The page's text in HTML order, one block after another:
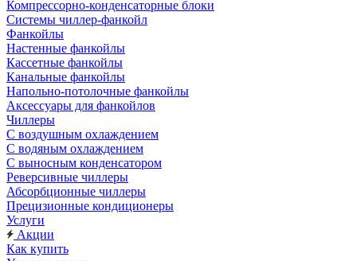
Компрессорно-конденсаторные блоки
Системы чиллер-фанкойл
Фанкойлы
Настенные фанкойлы
Кассетные фанкойлы
Канальные фанкойлы
Напольно-потолочные фанкойлы
Аксессуары для фанкойлов
Чиллеры
С воздушным охлаждением
С водяным охлаждением
С выносным конденсатором
Реверсивные чиллеры
Абсорбционные чиллеры
Прецизионные кондиционеры
Услуги
Акции
Как купить